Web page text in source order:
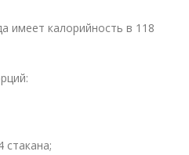
имеет калорийность в 118